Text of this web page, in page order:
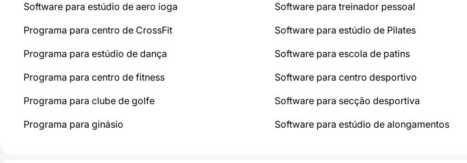
Software para estúdio de aero ioga
Programa para centro de CrossFit
Programa para estúdio de dança
Programa para centro de fitness
Programa para clube de golfe
Programa para ginásio
Software para treinador pessoal
Software para estúdio de Pilates
Software para escola de patins
Software para centro desportivo
Software para secção desportiva
Software para estúdio de alongamentos